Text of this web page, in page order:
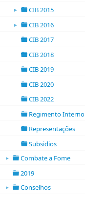
► CIB 2015
► CIB 2016
CIB 2017
CIB 2018
CIB 2019
CIB 2020
CIB 2022
folder
Regimento Interno
folder
Representações
Subsidios
► Combate a Fome
2019
► Conselhos